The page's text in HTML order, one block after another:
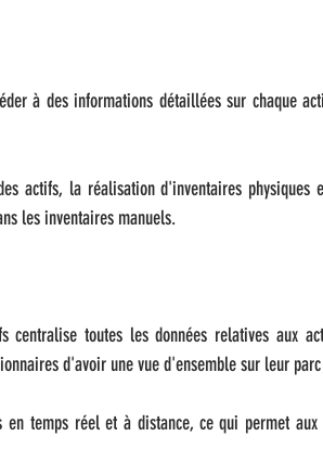
à des informations détaillées sur chaque
actifs, la réalisation d'inventaires physiques
les inventaires manuels.
centralise toutes les données relatives aux
d'avoir une vue d'ensemble sur leur
en temps réel et à distance, ce qui permet